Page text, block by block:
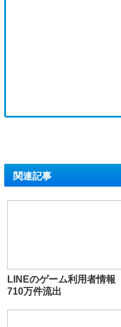
関連記事
LINEのゲーム利用者情報
710万件流出